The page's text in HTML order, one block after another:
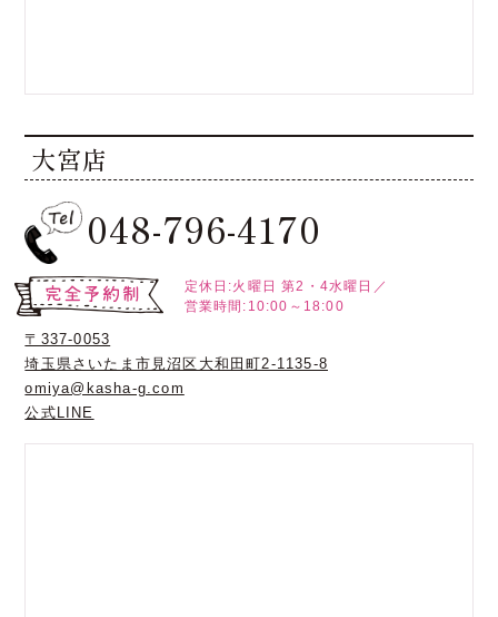
大宮店
048-796-4170
定休日:火曜日 第2・4水曜日／
営業時間:10:00～18:00
〒337-0053
埼玉県さいたま市見沼区大和田町2-1135-8
omiya@kasha-g.com
公式LINE